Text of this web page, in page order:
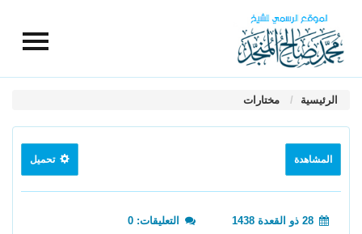
الرئيسية مختارات
المشاهدة تحميل
التعليقات: 0